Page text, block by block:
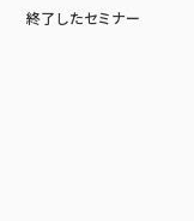
終了したセミナー